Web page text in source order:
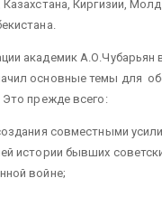
Киргизии,
академик А.О.Чубарьян
основные темы для
прежде всего:
совместными
истории бывших
войне;